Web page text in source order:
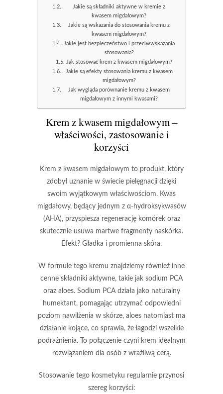
Jakie są składniki aktywne w kremie z
kwasem migdałowym?
Jakie są wskazania do stosowania kremu z
kwasem migdałowym?
Jakie jest bezpieczeństwo i przeciwwskazania
stosowania?
Jak stosować krem z kwasem migdałowym?
Jakie są efekty stosowania kremu z kwasem
migdałowym?
Jak wygląda porównanie kremu z kwasem
migdałowym z innymi kwasami?
Krem z kwasem migdałowym –
właściwości, zastosowanie i
korzyści
Krem z kwasem migdałowym to produkt, który
zdobył uznanie w świecie pielęgnacji dzięki
swoim wyjątkowym właściwościom. Kwas
migdałowy, będący jednym z α-hydroksykwasów
(AHA), przyspiesza regenerację komórek oraz
skutecznie usuwa martwe fragmenty naskórka.
Efekt? Gładka i promienna skóra.
W formule tego kremu znajdziemy również inne
cenne składniki aktywne, takie jak sodium PCA
oraz aloes. Sodium PCAdziała jako naturalny
humektant, pomagając utrzymać odpowiedni
poziom nawilżenia w skórze, aloes natomiast ma
działanie kojące, co sprawia, że łagodzi wszelkie
podrażnienia. To połączenie czyni krem idealnym
rozwiązaniem dla osób z wrażliwą cerą.
Stosowanie tego kosmetyku regularnie przynosi
szereg korzyści: